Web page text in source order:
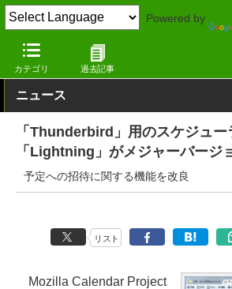
Powered by
カテゴリ 過去記事
窓の杜 スケジュール・タスク管理 スケ
ニュース
「Thunderbird」用のスケジュー
「Lightning」がメジャーバージ
予定への招待に関する機能を改良
リスト
Mozilla Calendar Project